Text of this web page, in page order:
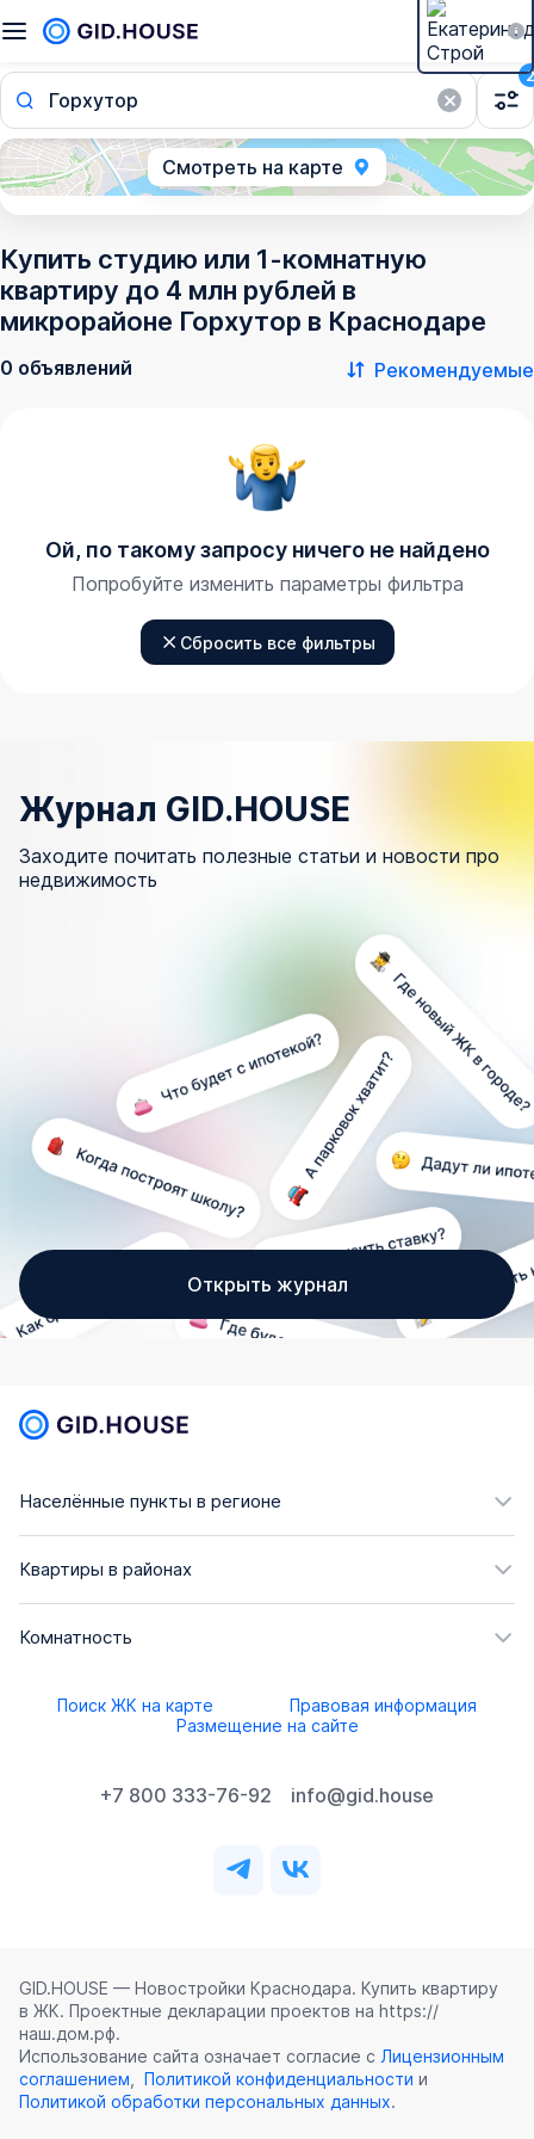
Горхутор
2
Смотреть на карте
Купить студию или 1-комнатную
квартиру до 4 млн рублей в
микрорайоне Горхутор в Краснодаре
0 объявлений Рекомендуемые
Ой, по такому запросу ничего не найдено
Попробуйте изменить параметры фильтра
Сбросить все фильтры
Журнал GID.HOUSE
Заходите почитать полезные статьи и новости про
недвижимость
Открыть журнал
Населённые пункты в регионе
Квартиры в районах
Комнатность
Поиск ЖК на карте
Правовая информация
Размещение на сайте
+7 800 333-76-92 info@gid.house
GID.HOUSE — Новостройки Краснодара. Купить квартиру
в ЖК. Проектные декларации проектов на https://
наш.дом.рф.
Использование сайта означает согласие с Лицензионным
соглашением
Политикой конфиденциальности и
Политикой обработки персональных данных.